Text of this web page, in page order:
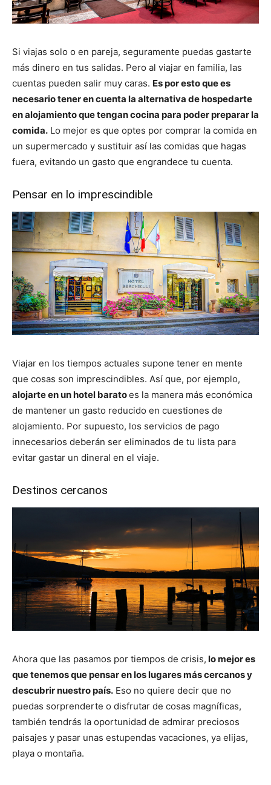
Si viajas solo o en pareja, seguramente puedas gastarte
más dinero en tus salidas. Pero al viajar en familia, las
cuentas pueden salir muy caras. Es por esto que es
necesario tener en cuenta la alternativa de hospedarte
en alojamiento que tengan cocina para poder preparar la
comida. Lo mejor es que optes por comprar la comida en
un supermercado y sustituir así las comidas que hagas
fuera, evitando un gasto que engrandece tu cuenta.
Pensar en lo imprescindible
Viajar en los tiempos actuales supone tener en mente
que cosas son imprescindibles. Así que, por ejemplo,
alojarte en un hotel baratoes la manera más económica
de mantener un gasto reducido en cuestiones de
alojamiento. Por supuesto, los servicios de pago
innecesarios deberán ser eliminados de tu lista para
evitar gastar un dineral en el viaje.
Destinos cercanos
Ahora que las pasamos por tiempos de crisis, lo mejor es
que tenemos que pensar en los lugares más cercanos y
descubrir nuestro país. Eso no quiere decir que no
puedas sorprenderte o disfrutar de cosas magníficas,
también tendrás la oportunidad de admirar preciosos
paisajes y pasar unas estupendas vacaciones, ya elijas,
playa o montaña.